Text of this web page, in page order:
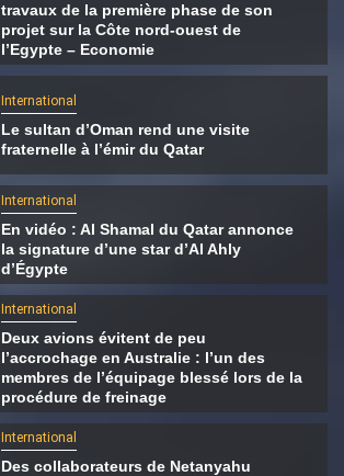
travaux de la première phase de son
projet sur la Côte nord-ouest de
l’Egypte – Economie
International
Le sultan d’Oman rend une visite
fraternelle à l’émir du Qatar
International
En vidéo : Al Shamal du Qatar annonce
la signature d’une star d’Al Ahly
d’Égypte
International
Deux avions évitent de peu
l’accrochage en Australie : l’un des
membres de l’équipage blessé lors de la
procédure de freinage
International
Des collaborateurs de Netanyahu